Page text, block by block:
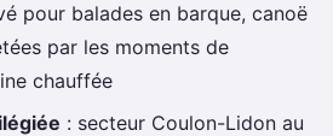
pour balades en barque, canoë
par les moments de
chauffée
: secteur Coulon-Lidon au